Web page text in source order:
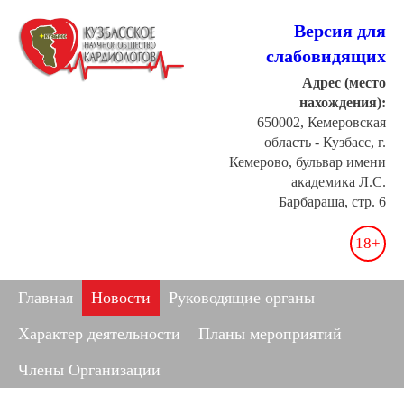
Версия для
слабовидящих
Адрес (место
нахождения):
650002, Кемеровская
область - Кузбасс, г.
Кемерово, бульвар имени
академика Л.С.
Барбараша, стр. 6
18+
Главная Новости
Руководящие органы
Характер деятельности
Планы мероприятий
Члены Организации